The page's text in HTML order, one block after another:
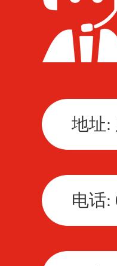
地址:
电话: